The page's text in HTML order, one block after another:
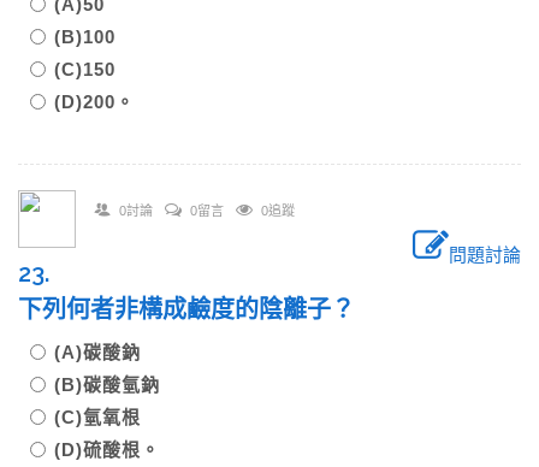
(A)50
(B)100
(C)150
(D)200。
0討論 0留言 0追蹤
問題討論
23.
下列何者非構成鹼度的陰離子？
(A)碳酸鈉
(B)碳酸氫鈉
(C)氫氧根
(D)硫酸根。